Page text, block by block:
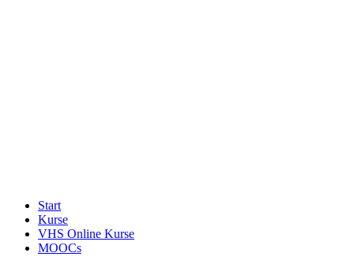
Start
Kurse
VHS Online Kurse
MOOCs